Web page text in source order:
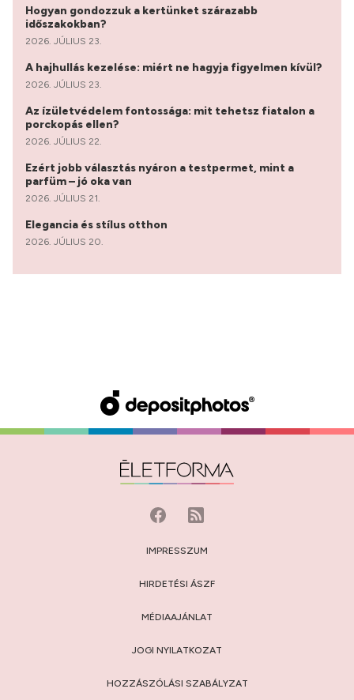
Hogyan gondozzuk a kertünket szárazabb
időszakokban?
2026. JÚLIUS 23.
A hajhullás kezelése: miért ne hagyja figyelmen kívül?
2026. JÚLIUS 23.
Az ízületvédelem fontossága: mit tehetsz fiatalon a
porckopás ellen?
2026. JÚLIUS 22.
Ezért jobb választás nyáron a testpermet, mint a
parfüm – jó oka van
2026. JÚLIUS 21.
Elegancia és stílus otthon
2026. JÚLIUS 20.
IMPRESSZUM
HIRDETÉSI ÁSZF
MÉDIAAJÁNLAT
JOGI NYILATKOZAT
HOZZÁSZÓLÁSI SZABÁLYZAT